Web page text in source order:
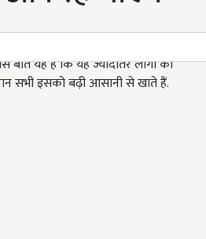
यह है कि यह ज्यादातर लोगों को
सभी इसको बढ़ी आसानी से खाते हैं.